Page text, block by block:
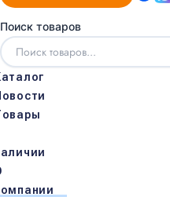
Поиск товаров